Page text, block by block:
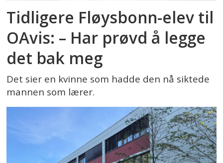
Tidligere Fløysbonn-elev til
OAvis: – Har prøvd å legge
det bak meg
Det sier en kvinne som hadde den nå siktede
mannen som lærer.